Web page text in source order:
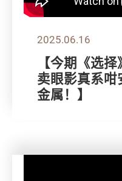
2025.06.16
【今期《选
卖眼影真系
金属！】